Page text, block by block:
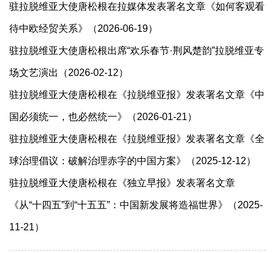
驻拉脱维亚大使唐松根在拉媒体发表署名文章《如何客观看
待中欧经贸关系》（2026-06-19）
驻拉脱维亚大使唐松根出席“欢乐春节·荆风楚韵”拉脱维亚专
场文艺演出（2026-02-12）
驻拉脱维亚大使唐松根在《拉脱维亚报》发表署名文章《中
国必须统一，也必然统一》（2026-01-21）
驻拉脱维亚大使唐松根在《拉脱维亚报》发表署名文章《全
球治理倡议：破解治理赤字的中国方案》（2025-12-12）
驻拉脱维亚大使唐松根在《独立早报》发表署名文章
《从“十四五”到“十五五”：中国新发展将造福世界》（2025-
11-21）